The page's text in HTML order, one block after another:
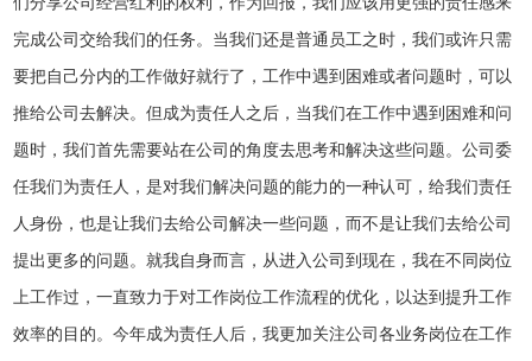
完成公司交给我们的任务。当我们还是普通员工之时，我们或许只需
要把自己分内的工作做好就行了，工作中遇到困难或者问题时，可以
推给公司去解决。但成为责任人之后，当我们在工作中遇到困难和问
题时，我们首先需要站在公司的角度去思考和解决这些问题。公司委
任我们为责任人，是对我们解决问题的能力的一种认可，给我们责任
人身份，也是让我们去给公司解决一些问题，而不是让我们去给公司
提出更多的问题。就我自身而言，从进入公司到现在，我在不同岗位
上工作过，一直致力于对工作岗位工作流程的优化，以达到提升工作
效率的目的。今年成为责任人后，我更加关注公司各业务岗位在工作